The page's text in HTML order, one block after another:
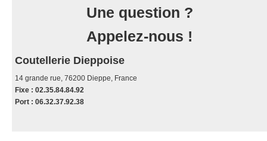
Cannes & Matériels de randonnée et camping
poignard lame fixe
couteau papillon
Une question ?
Appelez-nous !
Coutellerie Dieppoise
14 grande rue, 76200 Dieppe, France
Fixe : 02.35.84.84.92
Port : 06.32.37.92.38